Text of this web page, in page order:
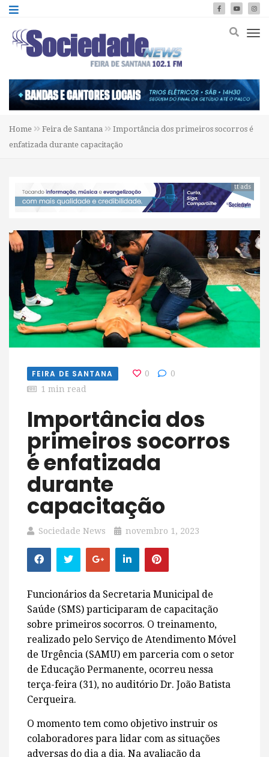
Home Feira de Santana
Importância dos primeiros socorros é
enfatizada durante capacitação
tt ads
FEIRA DE SANTANA 0
0
1 min read
Importância dos
primeiros socorros
é enfatizada
durante
capacitação
Sociedade News novembro 1, 2023
Funcionários da Secretaria Municipal de
Saúde (SMS) participaram de capacitação
sobre primeiros socorros. O treinamento,
realizado pelo Serviço de Atendimento Móvel
de Urgência (SAMU) em parceria com o setor
de Educação Permanente, ocorreu nessa
terça-feira (31), no auditório Dr. João Batista
Cerqueira.
O momento tem como objetivo instruir os
colaboradores para lidar com as situações
adversas do dia a dia. Na avaliação da